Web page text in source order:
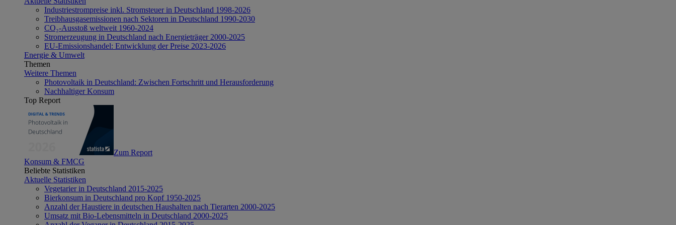
Industriestrompreise inkl. Stromsteuer in Deutschland 1998-2026
Treibhausgasemissionen nach Sektoren in Deutschland 1990-2030
CO₂-Ausstoß weltweit 1960-2024
Stromerzeugung in Deutschland nach Energieträger 2000-2025
EU-Emissionshandel: Entwicklung der Preise 2023-2026
Energie & Umwelt
Themen
Weitere Themen
Photovoltaik in Deutschland: Zwischen Fortschritt und Herausforderung
Nachhaltiger Konsum
Top Report
Zum Report
Konsum & FMCG
Beliebte Statistiken
Aktuelle Statistiken
Vegetarier in Deutschland 2015-2025
Bierkonsum in Deutschland pro Kopf 1950-2025
Anzahl der Haustiere in deutschen Haushalten nach Tierarten 2000-2025
Umsatz mit Bio-Lebensmitteln in Deutschland 2000-2025